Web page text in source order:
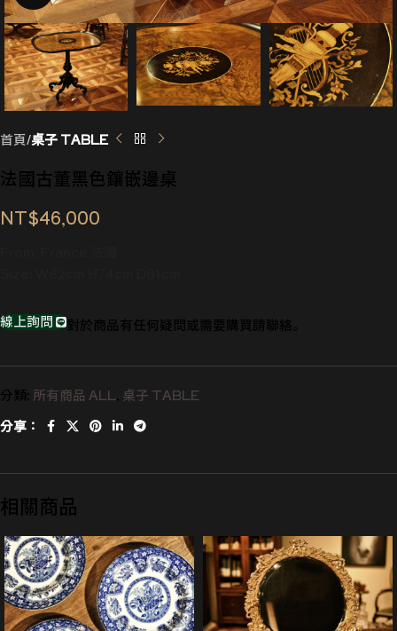
首頁 桌子 TABLE
法國古董黑色鑲嵌邊桌
NT$46,000
線上詢問 對於商品有任何疑問或需要購買請聯絡。
分類: 所有商品 ALL
桌子 TABLE
分享：
相關商品